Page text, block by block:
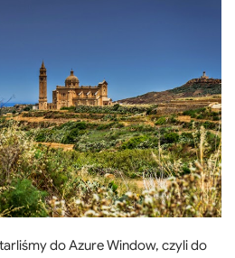
do Azure Window, czyli do